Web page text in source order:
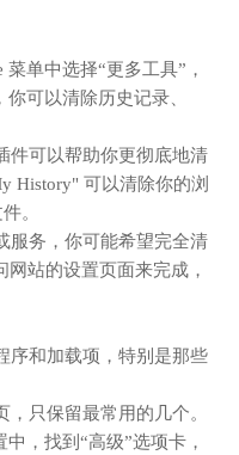
单中选择“更多工具”，
可以清除历史记录、
件可以帮助你更彻底地清
History" 可以清除你的浏
。
服务，你可能希望完全清
站的设置页面来完成，
序和加载项，特别是那些
只保留最常用的几个。
，找到“高级”选项卡，